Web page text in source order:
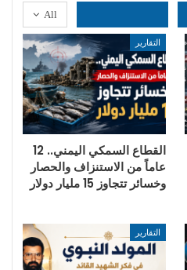
All
التقارير
القطاع السمكي اليمني.. 12
عاماً من الاستنزاف والحصار
وخسائر تتجاوز 15 مليار دولار
التقارير